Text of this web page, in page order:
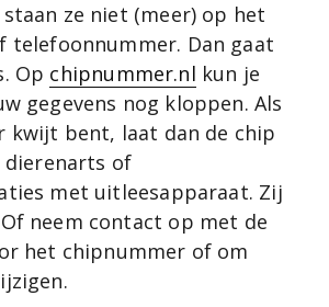
ze niet (meer) op het
telefoonnummer. Dan gaat
Op chipnummer.nl kun je
gegevens nog kloppen. Als
kwijt bent, laat dan de chip
of
met uitleesapparaat. Zij
neem contact op met de
het chipnummer of om